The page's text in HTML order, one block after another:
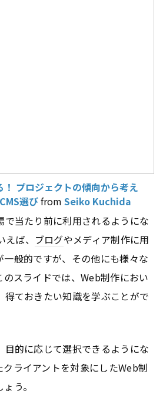
プロジェクトの傾向から考え
選びfrom Seiko Kuchida
当たり前に利用されるようにな
えば、 ブログやメディア制作に用
一般的ですが、その他にも様々な
のスライドでは、Web制作におい
得ておきたい知識を学ぶことがで
目的に応じて選択できるようにな
ライアントを対象にしたWeb制
う。